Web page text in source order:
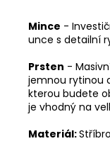
Mince -
unce s detailní
Prsten -
jemnou rytinou
kterou budete
je vhodný na
Materiál: